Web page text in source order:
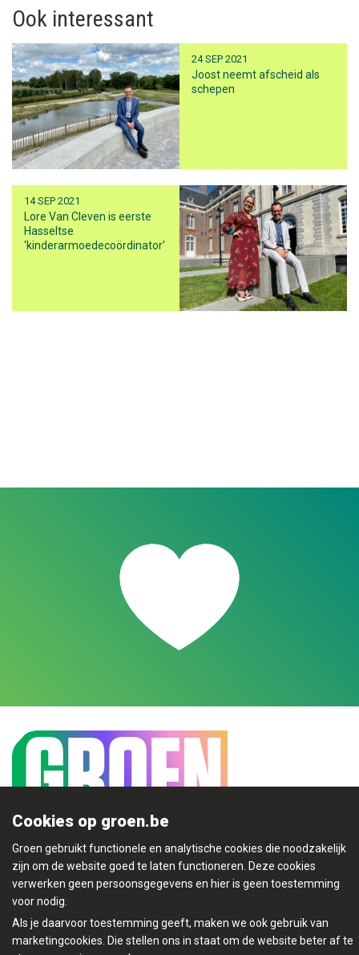
Ook interessant
24 SEP 2021
Joost neemt afscheid als
schepen
14 SEP 2021
Lore Van Cleven is eerste
Hasseltse
‘kinderarmoedecoördinator’
Cookies op groen.be
Groen gebruikt functionele en analytische cookies die noodzakelijk
zijn om de website goed te laten functioneren. Deze cookies
verwerken geen persoonsgegevens en hier is geen toestemming
voor nodig.
Als je daarvoor toestemming geeft, maken we ook gebruik van
marketingcookies. Die stellen ons in staat om de website beter af te
Mijn Groen